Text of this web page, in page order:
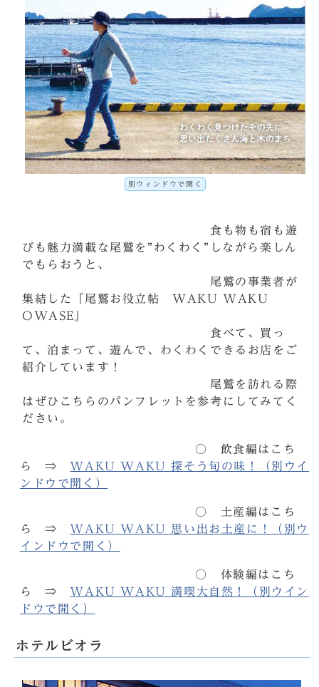
別ウィンドウで開く
食も物も宿も遊
びも魅力満載な尾鷲を”わくわく”しながら楽しん
でもらおうと、
尾鷲の事業者が
集結した『尾鷲お役立帖 WAKU WAKU
OWASE』
食べて、買っ
て、泊まって、遊んで、わくわくできるお店をご
紹介しています！
尾鷲を訪れる際
はぜひこちらのパンフレットを参考にしてみてく
ださい。
○ 飲食編はこち
ら ⇒WAKU WAKU 探そう旬の味！
（別ウイ
ンドウで開く）
○ 土産編はこち
ら ⇒WAKU WAKU 思い出お土産に！
（別ウ
インドウで開く）
○ 体験編はこち
ら ⇒WAKU WAKU 満喫大自然！
（別ウイン
ドウで開く）
ホテルビオラ